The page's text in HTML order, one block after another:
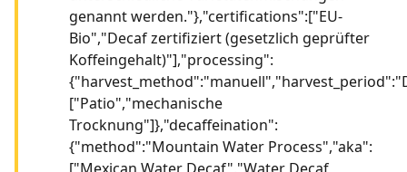
genannt werden."},"certifications":["EU-
Bio","Decaf zertifiziert (gesetzlich geprüfter
Koffeingehalt)"],"processing":
["Patio","mechanische
Trocknung"]},"decaffeination":
{"method":"Mountain Water Process","aka":